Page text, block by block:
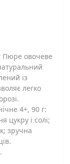
Пюре овочеве
із
легко
4+, 90 г:
цукру і солі;
зручна